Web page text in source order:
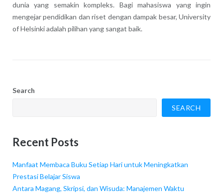
dunia yang semakin kompleks. Bagi mahasiswa yang ingin
mengejar pendidikan dan riset dengan dampak besar, University
of Helsinki adalah pilihan yang sangat baik.
Search
SEARCH
Recent Posts
Manfaat Membaca Buku Setiap Hari untuk Meningkatkan
Prestasi Belajar Siswa
Antara Magang, Skripsi, dan Wisuda: Manajemen Waktu